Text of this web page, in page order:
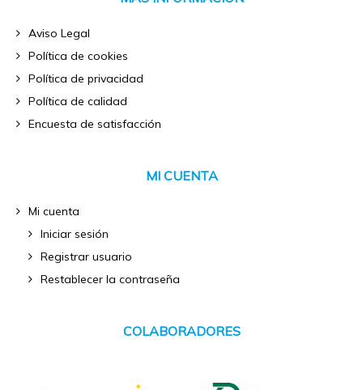
Aviso Legal
Política de cookies
Política de privacidad
Política de calidad
Encuesta de satisfacción
MI CUENTA
Mi cuenta
Iniciar sesión
Registrar usuario
Restablecer la contraseña
COLABORADORES